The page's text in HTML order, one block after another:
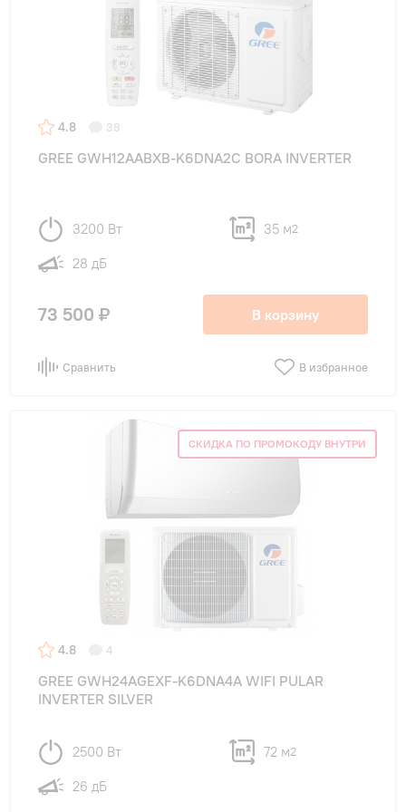
4.8 38
GREE GWH12AABXB-K6DNA2C BORA INVERTER
3200 Вт 35 м2
28 дБ
73 500 ₽ В корзину
Сравнить В избранное
СКИДКА ПО ПРОМОКОДУ ВНУТРИ
4.8 4
GREE GWH24AGEXF-K6DNA4A WIFI PULAR
INVERTER SILVER
2500 Вт 72 м2
26 дБ